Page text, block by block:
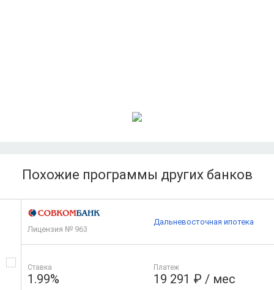
Похожие программы других банков
Лицензия № 963
Ставка
1.99%
Платеж
19 291 ₽ / мес
Дальневосточная ипотека